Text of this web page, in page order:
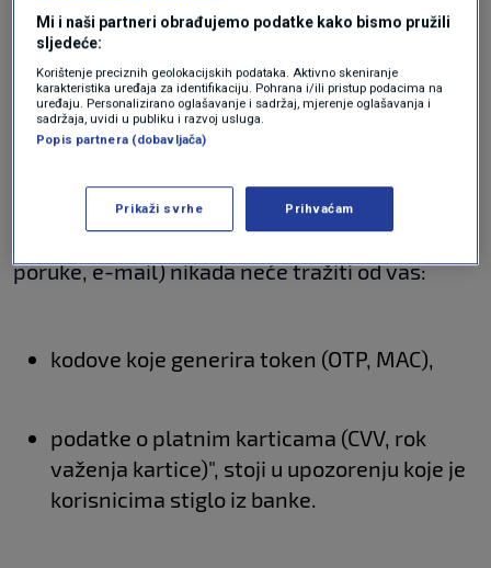
svaku sumnju u vjerodostojnost ili
prijevaru odmah prijavite u RBA radi
provjere.
RBA u usmenoj i pismenoj komunikaciji
(telefonski pozivi, SMS/WhatsApp/Viber
poruke, e-mail) nikada neće tražiti od vas:
kodove koje generira token (OTP, MAC),
podatke o platnim karticama (CVV, rok
važenja kartice)", stoji u upozorenju koje je
korisnicima stiglo iz banke.
Mi i naši partneri obrađujemo podatke kako bismo pružili
sljedeće:
Korištenje preciznih geolokacijskih podataka. Aktivno skeniranje
karakteristika uređaja za identifikaciju. Pohrana i/ili pristup podacima na
uređaju. Personalizirano oglašavanje i sadržaj, mjerenje oglašavanja i
sadržaja, uvidi u publiku i razvoj usluga.
Popis partnera (dobavljača)
Prikaži svrhe Prihvaćam